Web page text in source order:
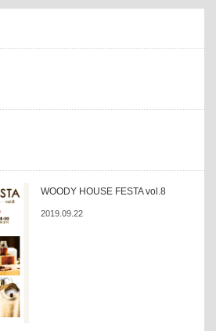
WOODY HOUSE FESTA vol.8
2019.09.22